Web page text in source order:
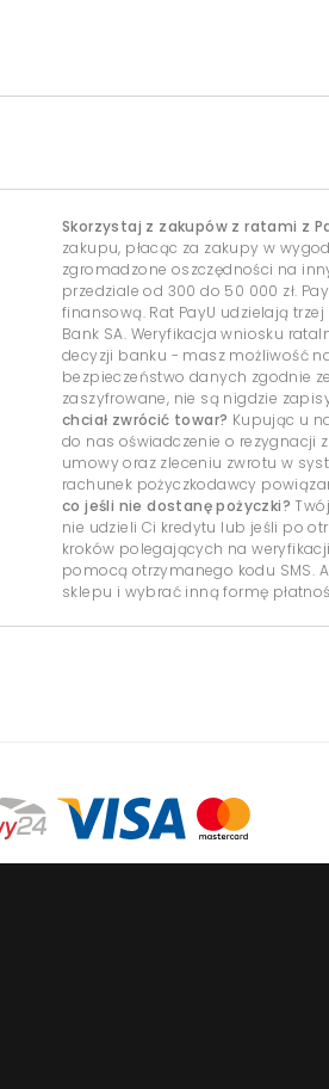
Skorzystaj z zakupów z ratami z
zakupu, płacąc za zakupy w
zgromadzone oszczędności na
przedziale od 300 do 50 000 zł.
finansową. Rat PayU udzielają
Bank SA. Weryfikacja wniosku
decyzji banku - masz możliwość
bezpieczeństwo danych zgodnie
zaszyfrowane, nie są nigdzie
chciał zwrócić towar? Kupując u
do nas oświadczenie o rezygnacji
umowy oraz zleceniu zwrotu w
rachunek pożyczkodawcy
co jeśli nie dostanę pożyczki?
nie udzieli Ci kredytu lub jeśli po
kroków polegających na
pomocą otrzymanego kodu SMS.
sklepu i wybrać inną formę